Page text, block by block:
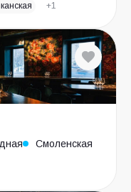
+1
Смоленская